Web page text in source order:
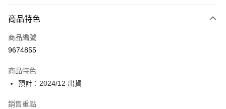
信用卡一次付款
超商取貨付款
Google Pay
全盈+PAY
商品特色
商品編號
9674855
商品特色
預計：2024/12 出貨
銷售重點